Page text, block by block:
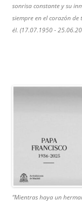
sonrisa constante y su
siempre en el corazón
él. (17.07.1950 -
“Mientras haya un